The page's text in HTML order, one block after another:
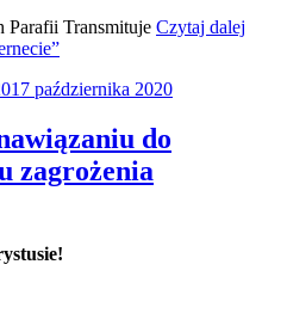
Parafii Transmituje Czytaj dalej
17 października 2020
do
zagrożenia